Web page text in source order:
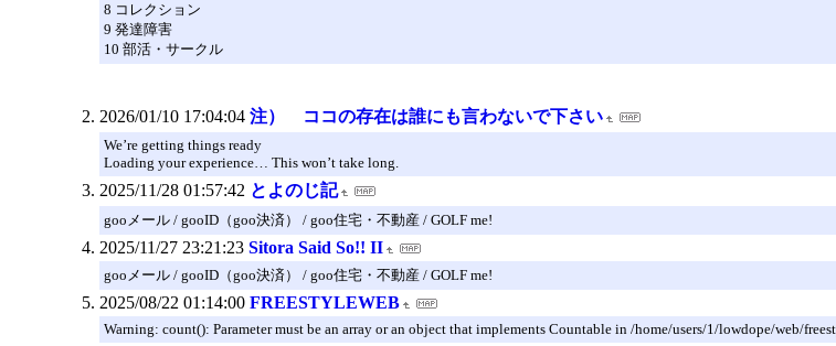
8 コレクション
9 発達障害
10 部活・サークル
2026/01/10 17:04:04 注） ココの存在は誰にも言わないで下さい
We’re getting things ready
Loading your experience… This won’t take long.
2025/11/28 01:57:42 とよのじ記
gooメール / gooID（goo決済） / goo住宅・不動産 / GOLF me!
2025/11/27 23:21:23 Sitora Said So!! II
gooメール / gooID（goo決済） / goo住宅・不動産 / GOLF me!
2025/08/22 01:14:00 FREESTYLEWEB
Warning: count(): Parameter must be an array or an object that implements Countable in /home/users/1/lowdope/web/